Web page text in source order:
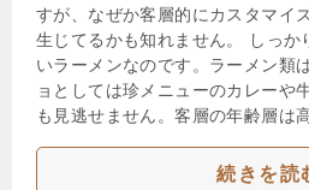
すが、なぜか客層的にカスタマイ
生じてるかも知れません。 しっか
いラーメンなのです。ラーメン類
ョとしては珍メニューのカレーや
も見逃せません。客層の年齢層は
続きを読